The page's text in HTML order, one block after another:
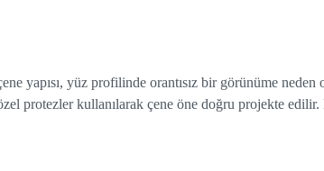
yapısı, yüz profilinde orantısız bir görünüme
protezler kullanılarak çene öne doğru projekte